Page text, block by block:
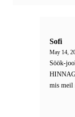
Sofi
May 14,
Söök-
mis meil